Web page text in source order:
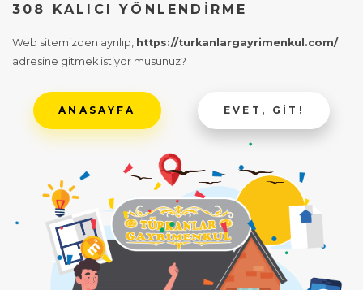
308 KALICI YÖNLENDIRME
Web sitemizden ayrılıp, https://turkanlargayrimenkul.com/
adresine gitmek istiyor musunuz?
ANASAYFA EVET, GIT!